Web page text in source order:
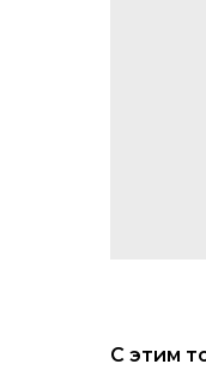
С этим